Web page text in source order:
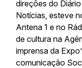
direções do
Notícias, esteve
Antena 1 e no
de cultura na
imprensa da
comunicação